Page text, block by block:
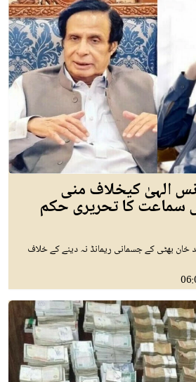
الہیٰ کیخلاف منی
سماعت کا تحریری حکم
خان بھٹی کے جسمانی ریمانڈ نہ دینے کے خلاف